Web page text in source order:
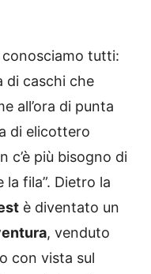
conosciamo tutti:
di caschi che
all’ora di punta
di elicottero
c’è più bisogno di
fila”. Dietro la
è diventato un
, venduto
con vista sul